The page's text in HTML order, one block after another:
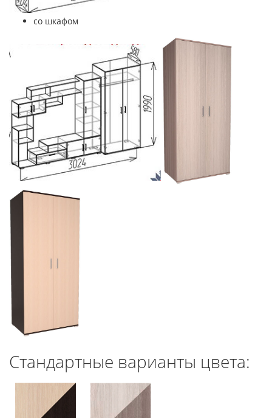
со шкафом
Стандартные варианты цвета: